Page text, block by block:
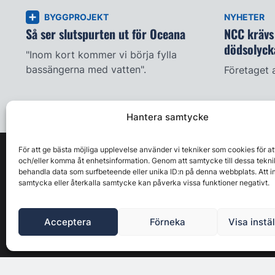
Hantera samtycke
För att ge bästa möjliga upplevelse använder vi tekniker som cookies för
och/eller komma åt enhetsinformation. Genom att samtycke till dessa
behandla data som surfbeteende eller unika ID:n på denna webbplats. Att
samtycka eller återkalla samtycke kan påverka vissa funktioner negativt.
Acceptera Förneka Visa
BYGGPROJEKT
Så ser slutspurten ut för Oceana
"Inom kort kommer vi börja fylla
bassängerna med vatten".
NYHETER
NCC
Företaget